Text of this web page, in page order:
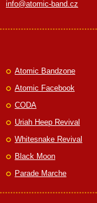
info@atomic-band.cz
Atomic Bandzone
Atomic Facebook
CODA
Uriah Heep Revival
Whitesnake Revival
Black Moon
Parade Marche